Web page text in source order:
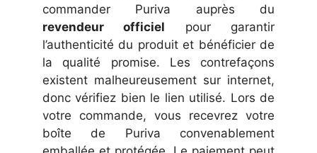
commander Puriva auprès du
revendeur officiel pour garantir
l’authenticité du produit et bénéficier de
la qualité promise. Les contrefaçons
existent malheureusement sur internet,
donc vérifiez bien le lien utilisé. Lors de
votre commande, vous recevrez votre
boîte de Puriva convenablement